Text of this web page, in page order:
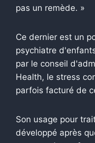
pas un remède. »
Ce dernier est un
psychiatre
par le conseil
Health, le stress
parfois facturé de
Son usage pour
développé après